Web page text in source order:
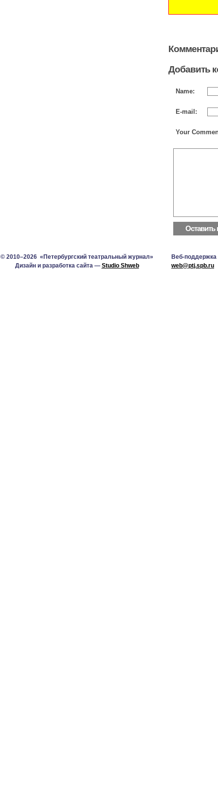
Добавить
Name:
E-mail:
Your
© 2010–2026 «Петербургский театральный журнал»
Дизайн и разработка сайта — Studio Shweb
Веб-поддержка
web@ptj.spb.ru